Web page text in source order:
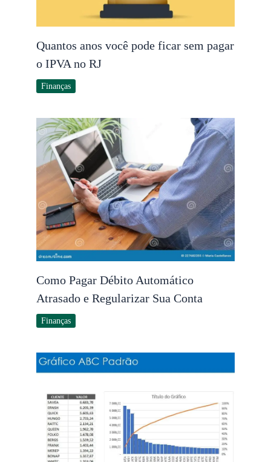
Quantos anos você pode ficar sem pagar
o IPVA no RJ
Finanças
Como Pagar Débito Automático
Atrasado e Regularizar Sua Conta
Finanças